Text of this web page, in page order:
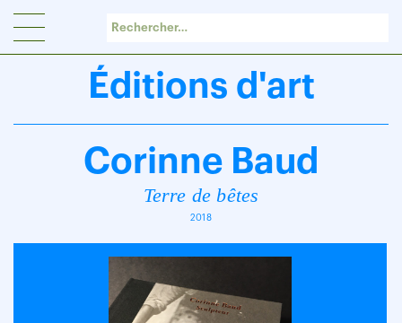
Éditions d'art
Corinne Baud
Terre de bêtes
2018